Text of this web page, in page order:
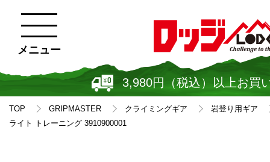
3,980円（税込）以上お買
メニュー
TOP GRIPMASTER クライミングギア
岩登り用ギア
ライト トレーニング 3910900001